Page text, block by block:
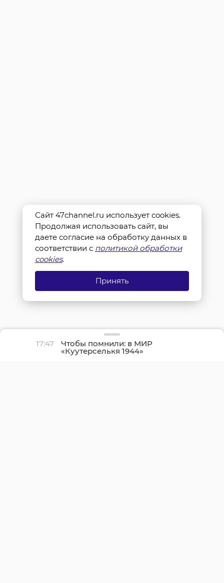
17:47 Чтобы помнили: в МИР
«Куутерселькя 1944»
реконструкторы снова
Сайт 47channel.ru использует cookies.
Продолжая использовать сайт, вы
даете согласие на обработку данных в
соответствии с политикой обработки
cookies.
Принять